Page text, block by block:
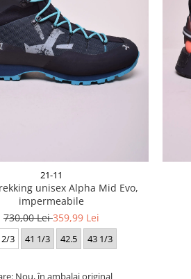
21-11
unisex Alpha Mid Evo,
impermeabile
730,00 Lei359,99 Lei
2/3 41 1/3 42.5 43 1/3